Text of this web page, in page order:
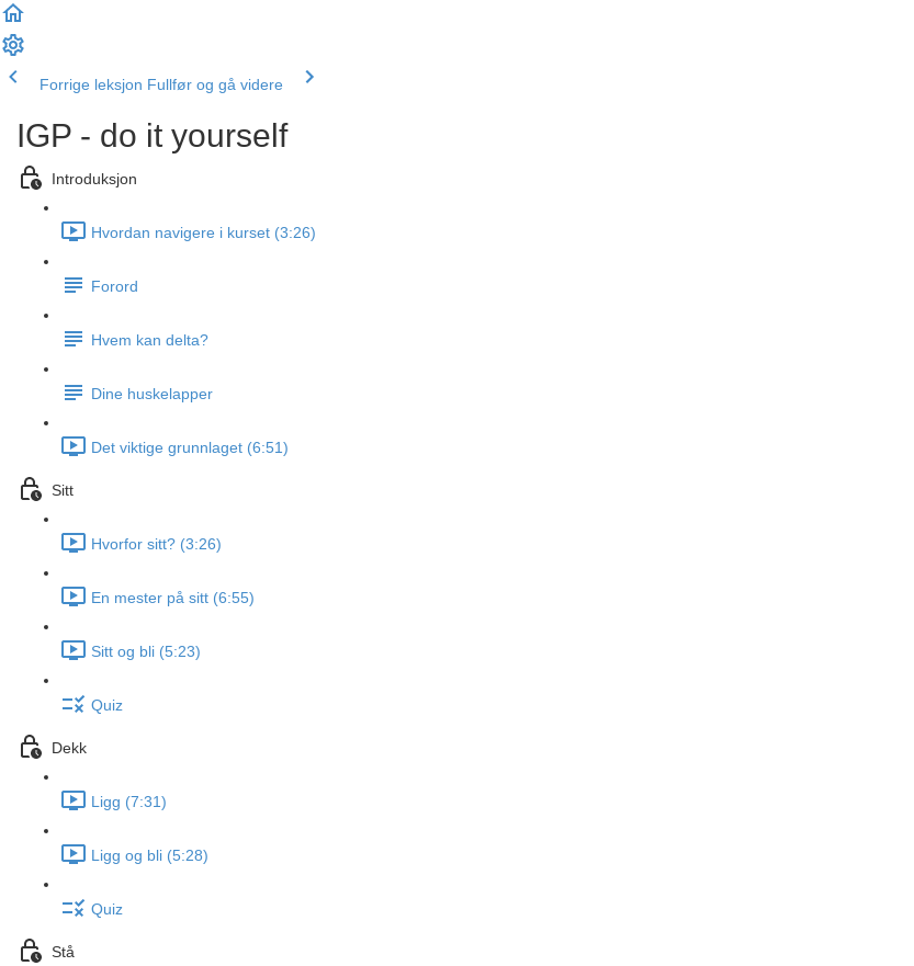
Forrige leksjon Fullfør og gå videre
IGP - do it yourself
Introduksjon
Hvordan navigere i kurset (3:26)
Forord
Hvem kan delta?
Dine huskelapper
Det viktige grunnlaget (6:51)
Sitt
Hvorfor sitt? (3:26)
En mester på sitt (6:55)
Sitt og bli (5:23)
Quiz
Dekk
Ligg (7:31)
Ligg og bli (5:28)
Quiz
Stå